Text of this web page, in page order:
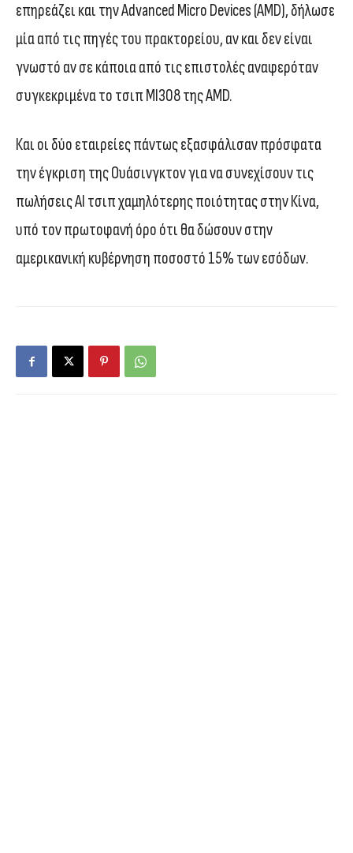
επηρεάζει και την Advanced Micro Devices (AMD), δήλωσε
μία από τις πηγές του πρακτορείου, αν και δεν είναι
γνωστό αν σε κάποια από τις επιστολές αναφερόταν
συγκεκριμένα το τσιπ MI308 της AMD.
Και οι δύο εταιρείες πάντως εξασφάλισαν πρόσφατα
την έγκριση της Ουάσινγκτον για να συνεχίσουν τις
πωλήσεις AI τσιπ χαμηλότερης ποιότητας στην Κίνα,
υπό τον πρωτοφανή όρο ότι θα δώσουν στην
αμερικανική κυβέρνηση ποσοστό 15% των εσόδων.